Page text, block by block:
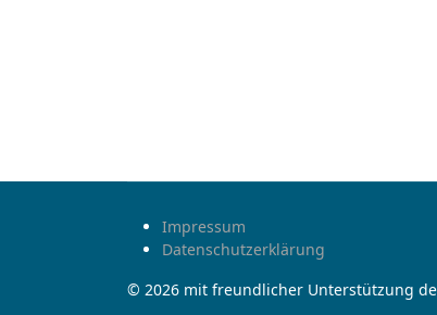
Impressum
Datenschutzerklärung
© 2026 mit freundlicher Unterstützung